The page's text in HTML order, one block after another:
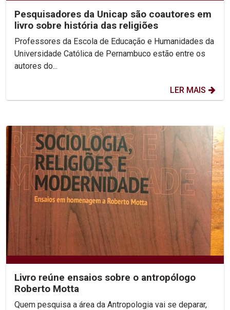
Pesquisadores da Unicap são coautores em
livro sobre história das religiões
Professores da Escola de Educação e Humanidades da
Universidade Católica de Pernambuco estão entre os
autores do...
LER MAIS
Livro reúne ensaios sobre o antropólogo
Roberto Motta
Quem pesquisa a área da Antropologia vai se deparar,